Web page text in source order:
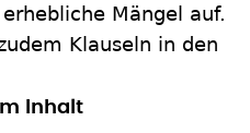
Mängel auf.
Klauseln in den
Inhalt